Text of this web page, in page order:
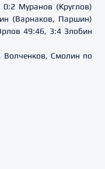
Муранов (Круглов)
(Варнаков, Паршин)
49:46, 3:4 Злобин
Волченков, Смолин по